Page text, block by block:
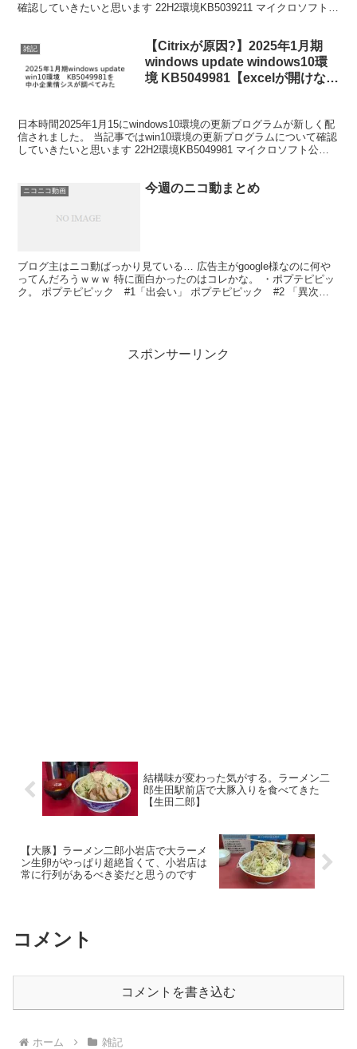
確認していきたいと思います 22H2環境KB5039211 マイクロソフト公
雑記
【Citrixが原因?】2025年1月期
windows update windows10環
境 KB5049981【excelが開けな
日本時間2025年1月15にwindows10環境の更新プログラムが新しく配
信されました。 当記事ではwin10環境の更新プログラムについて確認
していきたいと思います 22H2環境KB5049981 マイクロソフト公式
ニコニコ動画 今週のニコ動まとめ
ブログ主はニコ動ばっかり見ている… 広告主がgoogle様なのに何や
ってんだろうｗｗｗ 特に面白かったのはコレかな。 ・ポプテピピッ
ク。 ポプテピピック #1「出会い」 ポプテピピック #2 「異次元
スポンサーリンク
結構味が変わった気がする。ラーメン二
郎生田駅前店で大豚入りを食べてきた
【生田二郎】
【大豚】ラーメン二郎小岩店で大ラーメ
ン生卵がやっぱり超絶旨くて、小岩店は
常に行列があるべき姿だと思うのです
コメント
コメントを書き込む
ホーム 雑記